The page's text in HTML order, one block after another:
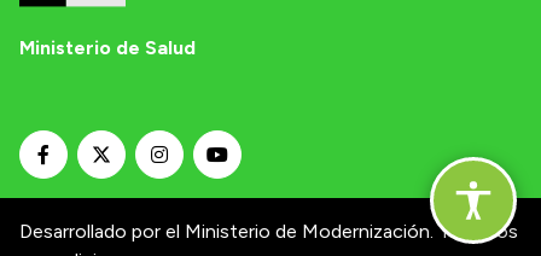
Ministerio de Salud
Desarrollado por el Ministerio de Modernización. Términos